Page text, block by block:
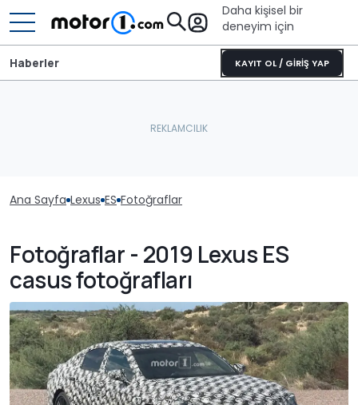
Daha kişisel bir
deneyim için
KAYIT OL / GİRİŞ YAP
Haberler
Ana Sayfa Lexus ES Fotoğraflar
Fotoğraflar - 2019 Lexus ES
casus fotoğrafları